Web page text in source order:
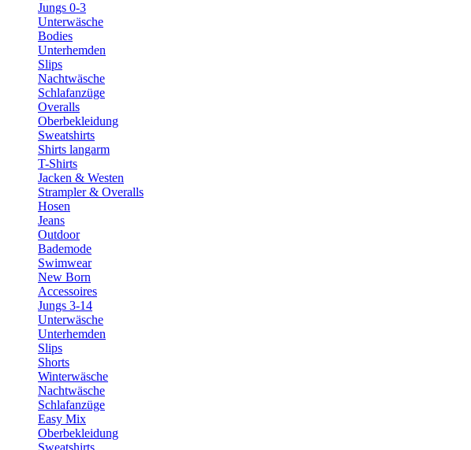
Jungs 0-3
Unterwäsche
Bodies
Unterhemden
Slips
Nachtwäsche
Schlafanzüge
Overalls
Oberbekleidung
Sweatshirts
Shirts langarm
T-Shirts
Jacken & Westen
Strampler & Overalls
Hosen
Jeans
Outdoor
Bademode
Swimwear
New Born
Accessoires
Jungs 3-14
Unterwäsche
Unterhemden
Slips
Shorts
Winterwäsche
Nachtwäsche
Schlafanzüge
Easy Mix
Oberbekleidung
Sweatshirts